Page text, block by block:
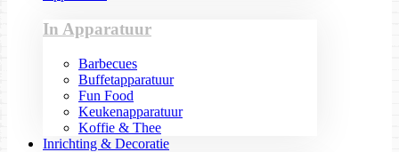
In Apparatuur
Barbecues
Buffetapparatuur
Fun Food
Keukenapparatuur
Koffie & Thee
Inrichting & Decoratie